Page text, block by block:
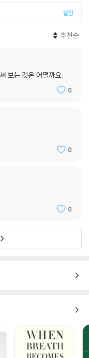
설정
추천순
보는 것은 어떨까요.
0
0
0